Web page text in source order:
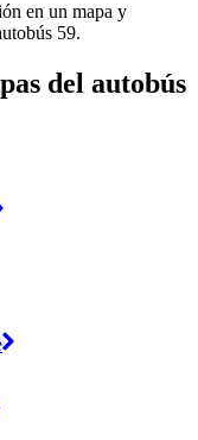
en un mapa y
59.
del autobús